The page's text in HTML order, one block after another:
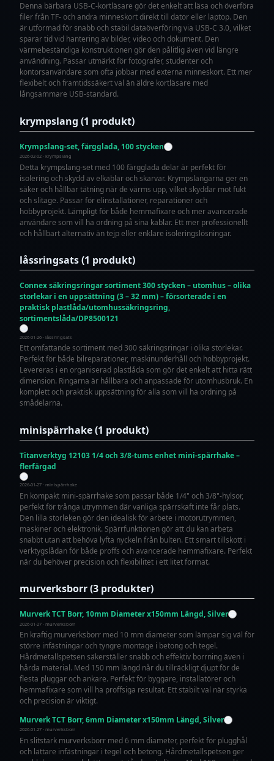
Denna bärbara USB-C-kortläsare gör det enkelt att läsa och överföra
filer från TF- och andra minneskort direkt till dator eller laptop. Den
är utformad för snabb och stabil dataöverföring via USB-C 3.0, vilket
sparar tid vid hantering av bilder, video och dokument. Den
värmebeständiga konstruktionen gör den pålitlig även vid längre
användning. Passar utmärkt för fotografer, studenter och
kontorsanvändare som ofta jobbar med externa minneskort. Ett mer
flexibelt och framtidssäkert val än äldre kortläsare med
långsammare USB-standard.
krympslang (1 produkt)
Krympslang-set, färgglada, 100 stycken
2026-02-02 · krympslang
Detta krympslang-set med 100 färgglada delar är perfekt för
isolering och skydd av elkablar och skarvar. Krympslangarna ger en
säker och hållbar tätning när de värms upp, vilket skyddar mot fukt
och slitage. Passar för elinstallationer, reparationer och
hobbyprojekt. Lämpligt för både hemmafixare och mer avancerade
användare som vill ha ordning på sina kablar. Ett mer professionellt
och hållbart alternativ än tejp eller enklare isoleringslösningar.
låssringsats (1 produkt)
Connex säkringsringar sortiment 300 stycken – utomhus – olika
storlekar i en uppsättning (3 – 32 mm) – försorterade i en
praktisk plastlåda/utomhussäkringsring,
sortimentslåda/DP8500121
2026-01-26 · låssringsats
Ett omfattande sortiment med 300 säkringsringar i olika storlekar.
Perfekt för både bilreparationer, maskinunderhåll och hobbyprojekt.
Levereras i en organiserad plastlåda som gör det enkelt att hitta rätt
dimension. Ringarna är hållbara och anpassade för utomhusbruk. En
komplett och praktisk uppsättning för alla som vill ha ordning på
smådelarna.
minispärrhake (1 produkt)
Titanverktyg 12103 1/4 och 3/8-tums enhet mini-spärrhake –
flerfärgad
2026-01-27 · minispärrhake
En kompakt mini-spärrhake som passar både 1/4" och 3/8"-hylsor,
perfekt för trånga utrymmen där vanliga spärrskaft inte får plats.
Den lilla storleken gör den idealisk för arbete i motorutrymmen,
maskiner och elektronik. Spärrfunktionen gör att du kan arbeta
snabbt utan att behöva lyfta nyckeln från bulten. Ett smart tillskott i
verktygslådan för både proffs och avancerade hemmafixare. Perfekt
när du behöver precision och flexibilitet i ett litet format.
murverksborr (3 produkter)
Murverk TCT Borr, 10mm Diameter x150mm Längd, Silver
2026-01-27 · murverksborr
En kraftig murverksborr med 10 mm diameter som lämpar sig väl för
större infästningar och tyngre montage i betong och tegel.
Hårdmetallspetsen säkerställer snabb och effektiv borrning även i
hårda material. Med 150 mm längd når du tillräckligt djupt för de
flesta pluggar och ankare. Perfekt för byggare, installatörer och
hemmafixare som vill ha proffsiga resultat. Ett stabilt val när styrka
och precision är viktigt.
Murverk TCT Borr, 6mm Diameter x150mm Längd, Silver
2026-01-27 · murverksborr
En slitstark murverksborr med 6 mm diameter, perfekt för plugghål
och lättare infästningar i tegel och betong. Hårdmetallspetsen ger